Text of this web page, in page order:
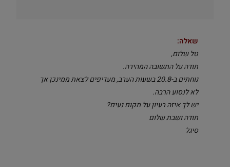
שאלה:
טל שלום,
תודה על התשובה המהירה.
נוחתים ב-20.8 בשעות הערב, מעדיפים לצאת ממינכן אך
לא לנסוע הרבה.
יש לך איזה רעיון על מקום נעים?
תודה ושבת שלום
סיגל